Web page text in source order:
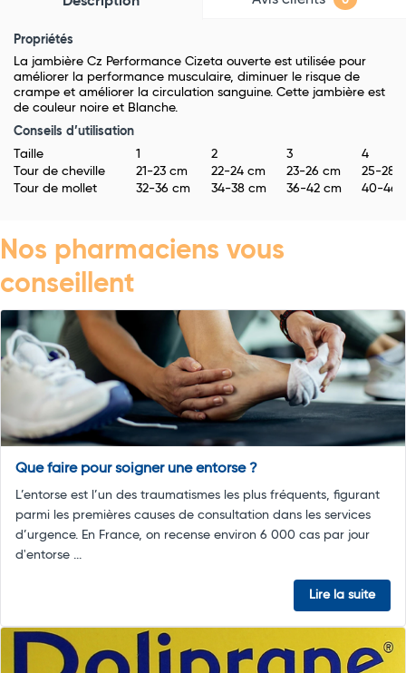
Propriétés
La jambière Cz Performance Cizeta ouverte est utilisée pour
améliorer la performance musculaire, diminuer le risque de
crampe et améliorer la circulation sanguine. Cette jambière est
de couleur noire et Blanche.
Conseils d’utilisation
Taille
1 2 3
4
Tour de cheville
21-23 cm 22-24 cm 23-26 cm
25-
Tour de mollet
32-36 cm 34-38 cm 36-42 cm 40-46
Nos pharmaciens vous
conseillent
Que faire pour soigner une entorse ?
L’entorse est l’un des traumatismes les plus fréquents, figurant
parmi les premières causes de consultation dans les services
d’urgence. En France, on recense environ 6 000 cas par jour
d'entorse ...
Lire la suite